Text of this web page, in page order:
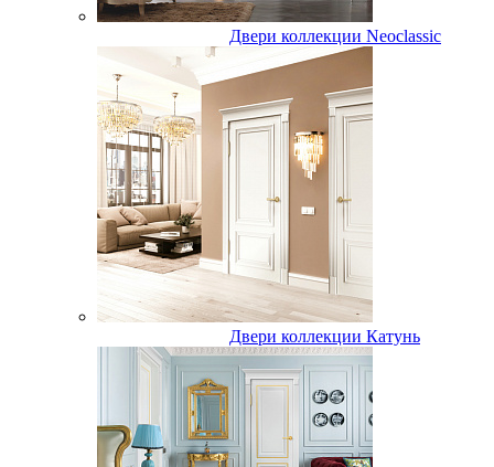
Двери коллекции Neoclassic
Двери коллекции Катунь